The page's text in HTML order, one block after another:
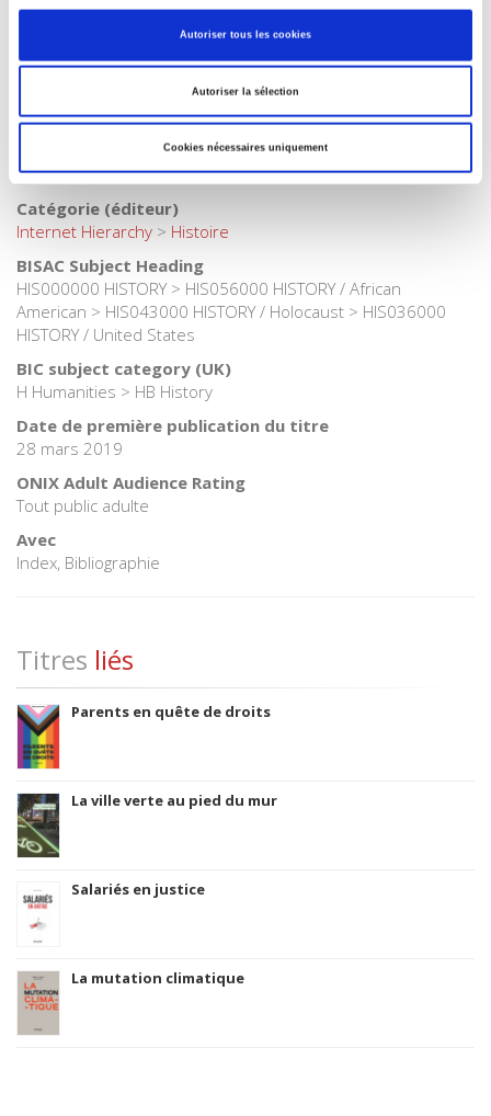
Autoriser tous les cookies
Autoriser la sélection
Cookies nécessaires uniquement
Internet Hierarchy>CONCOURS>Agrégation Histoire
Internet Hierarchy>Domaines>Histoire
Catégorie (éditeur)
Internet Hierarchy>Domaine histoire
Catégorie (éditeur)
Internet Hierarchy > Histoire
BISAC Subject Heading
HIS000000 HISTORY > HIS056000 HISTORY / African
American > HIS043000 HISTORY / Holocaust > HIS036000
HISTORY / United States
BIC subject category (UK)
H Humanities > HB History
Date de première publication du titre
28 mars 2019
ONIX Adult Audience Rating
Tout public adulte
Avec
Index, Bibliographie
Titres liés
Parents en quête de droits
La ville verte au pied du mur
Salariés en justice
La mutation climatique